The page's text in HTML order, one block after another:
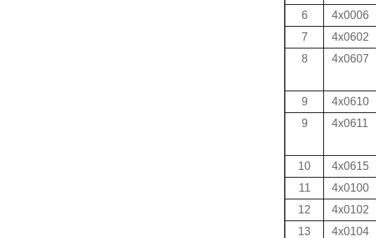
6
4x0006
7
4x0602
8
4x0607
9 4x0610
9
4x0611
10 4x0615
11
4x0100
12
4x0102
13
4x0104